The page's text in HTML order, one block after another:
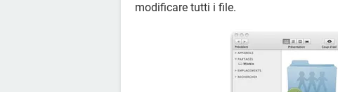
modificare tutti i file.